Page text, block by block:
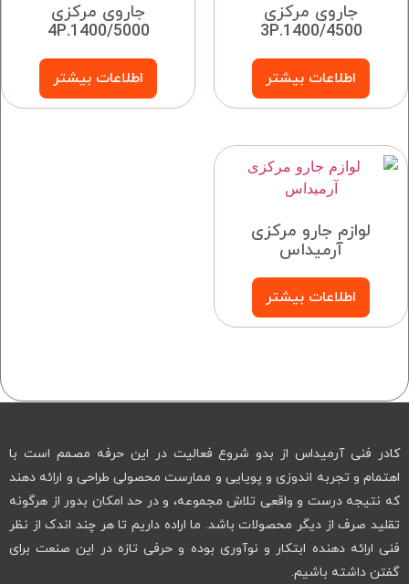
جاروی مرکزی
3P.1400/4500
اطلاعات بیشتر
جاروی مرکزی
4P.1400/5000
اطلاعات بیشتر
لوازم جارو مرکزی
آرمیداس
اطلاعات بیشتر
کادر فنی آرمیداس از بدو شروع فعالیت در این حرفه مصمم است با
اهتمام و تجربه اندوزی و پویایی و ممارست محصولی طراحی و ارائه دهند
که نتیجه درست و واقعی تلاش مجموعه، و در حد امکان بدور از هرگونه
تقلید صرف از دیگر محصولات باشد. ما اراده داریم تا هر چند اندک از نظر
فنی ارائه دهنده ابتکار و نوآوری بوده و حرفی تازه در این صنعت برای
گفتن داشته باشیم.